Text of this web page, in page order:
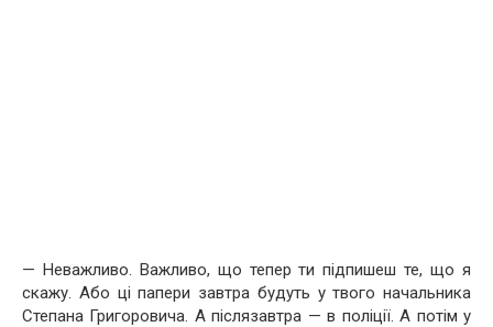
— Неважливо. Важливо, що тепер ти підпишеш те, що я
скажу. Або ці папери завтра будуть у твого начальника
Степана Григоровича. А післязавтра — в поліції. А потім у